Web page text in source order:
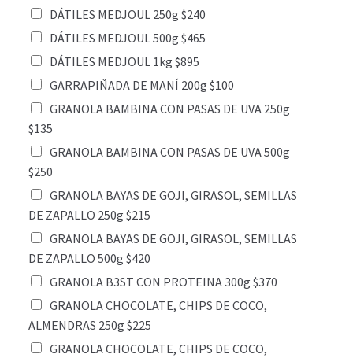
DÁTILES MEDJOUL 250g $240
DÁTILES MEDJOUL 500g $465
DÁTILES MEDJOUL 1kg $895
GARRAPIÑADA DE MANÍ 200g $100
GRANOLA BAMBINA CON PASAS DE UVA 250g
$135
GRANOLA BAMBINA CON PASAS DE UVA 500g
$250
GRANOLA BAYAS DE GOJI, GIRASOL, SEMILLAS
DE ZAPALLO 250g $215
GRANOLA BAYAS DE GOJI, GIRASOL, SEMILLAS
DE ZAPALLO 500g $420
GRANOLA B3ST CON PROTEINA 300g $370
GRANOLA CHOCOLATE, CHIPS DE COCO,
ALMENDRAS 250g $225
GRANOLA CHOCOLATE, CHIPS DE COCO,